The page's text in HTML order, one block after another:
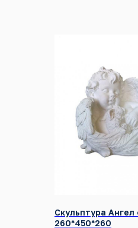
Скульптура Ангел
260*450*260